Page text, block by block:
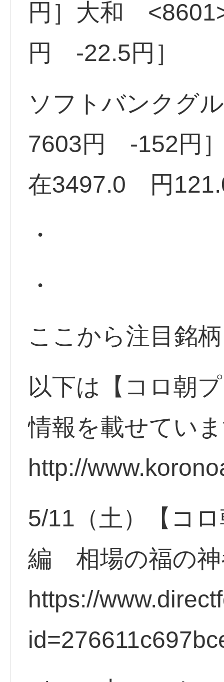
円］大和
円 -22.5円］
ソフトバンクグ
7603円 -152円
在3497.0 円
・
・
ここから注目銘柄
以下は【コロ朝
情報を載せてい
http://
5/11（土）【コ
編 相場の福の神
https://